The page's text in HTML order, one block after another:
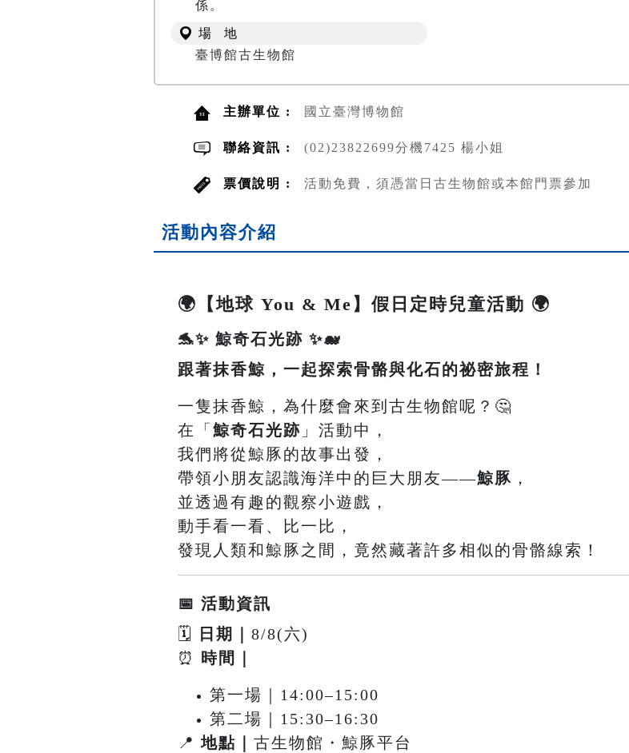
場 地
臺博館古生物館
主辦單位 : 國立臺灣博物館
聯絡資訊 : (02)23822699分機7425 楊小姐
票價說明 : 活動免費，須憑當日古生物館或本館門票參加
活動內容介紹
🌍【地球 You & Me】假日定時兒童活動 🌍
🐬✨ 鯨奇石光跡 ✨🐋
跟著抹香鯨，一起探索骨骼與化石的祕密旅程！
一隻抹香鯨，為什麼會來到古生物館呢？🤔
在「 鯨奇石光跡 」活動中，
我們將從鯨豚的故事出發，
帶領小朋友認識海洋中的巨大朋友——鯨豚 ，
並透過有趣的觀察小遊戲，
動手看一看、比一比，
發現人類和鯨豚之間，竟然藏著許多相似的骨骼線索！
📅 活動資訊
🗓
日期｜ 8/8(六)
⏰
時間｜
第一場｜14:00–15:00
第二場｜15:30–16:30
📍地點｜ 古生物館・鯨豚平台